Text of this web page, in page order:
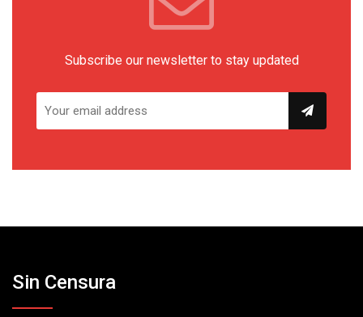
Subscribe our newsletter to stay updated
Sin Censura